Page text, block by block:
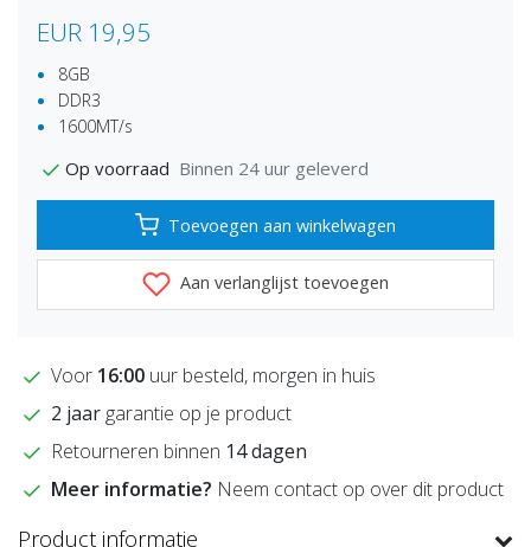
EUR 19,95
8GB
DDR3
1600MT/s
Op voorraad Binnen 24 uur geleverd
Toevoegen aan winkelwagen
Aan verlanglijst toevoegen
Voor 16:00 uur besteld, morgen in huis
2 jaargarantie op je product
Retourneren binnen 14 dagen
Meer informatie? Neem contact op over dit product
Product informatie